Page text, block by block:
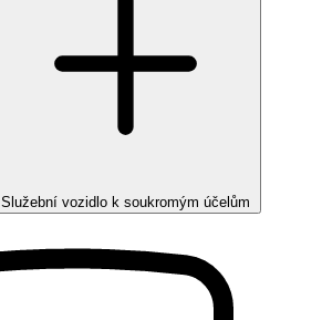
Služební vozidlo k soukromým účelům